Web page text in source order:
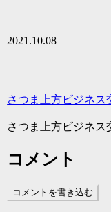
2021.10.08
さつま上方ビジネス
さつま上方ビジネス
コメント
コメントを書き込む